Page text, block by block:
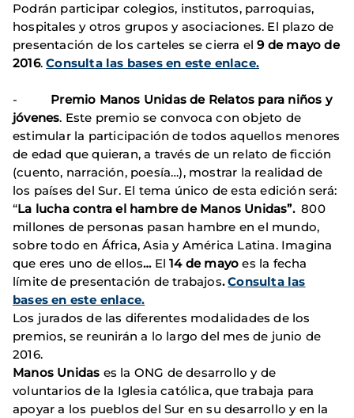
Podrán participar colegios, institutos, parroquias,
hospitales y otros grupos y asociaciones. El plazo de
presentación de los carteles se cierra el9 de mayo de
2016.Consulta las bases en este enlace.
- Premio Manos Unidas de Relatos para niños y
jóvenes. Este premio se convoca con objeto de
estimular la participación de todos aquellos menores
de edad que quieran, a través de un relato de ficción
(cuento, narración, poesía…), mostrar la realidad de
los países del Sur. El tema único de esta edición será:
“La lucha contra el hambre de Manos Unidas”.800
millones de personas pasan hambre en el mundo,
sobre todo en África, Asia y América Latina. Imagina
que eres uno de ellos… El 14 de mayoes la fecha
límite de presentación de trabajos.Consulta las
bases en este enlace.
Los jurados de las diferentes modalidades de los
premios, se reunirán a lo largo del mes de junio de
2016.
Manos Unidas es la ONG de desarrollo y de
voluntarios de la Iglesia católica, que trabaja para
apoyar a los pueblos del Sur en su desarrollo y en la